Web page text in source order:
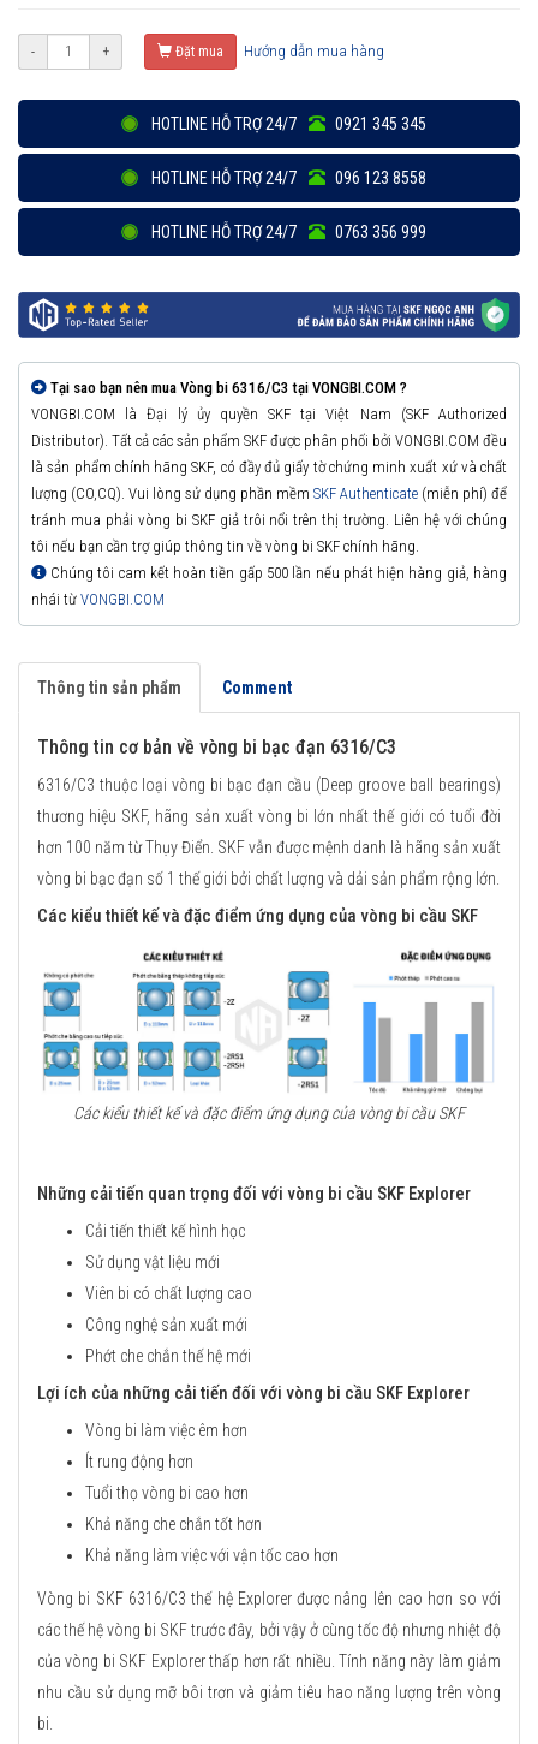
- + Đặt mua Hướng dẫn mua hàng
HOTLINE HỖ TRỢ 24/7 0921 345 345
HOTLINE HỖ TRỢ 24/7 096 123 8558
HOTLINE HỖ TRỢ 24/7 0763 356 999
Tại sao bạn nên mua Vòng bi 6316/C3 tại VONGBI.COM ?
VONGBI.COM là Đại lý ủy quyền SKF tại Việt Nam (SKF Authorized
Distributor). Tất cả các sản phẩm SKF được phân phối bởi VONGBI.COM đều
là sản phẩm chính hãng SKF, có đầy đủ giấy tờ chứng minh xuất xứ và chất
lượng (CO,CQ). Vui lòng sử dụng phần mềm SKF Authenticate (miễn phí) để
tránh mua phải vòng bi SKF giả trôi nổi trên thị trường. Liên hệ với chúng
tôi nếu bạn cần trợ giúp thông tin về vòng bi SKF chính hãng.
Chúng tôi cam kết hoàn tiền gấp 500 lần nếu phát hiện hàng giả, hàng
nhái từ VONGBI.COM
Thông tin sản phẩm Comment
Thông tin cơ bản về vòng bi bạc đạn 6316/C3
6316/C3 thuộc loại vòng bi bạc đạn cầu (Deep groove ball bearings)
thương hiệu SKF, hãng sản xuất vòng bi lớn nhất thế giới có tuổi đời
hơn 100 năm từ Thụy Điển. SKF vẫn được mệnh danh là hãng sản xuất
vòng bi bạc đạn số 1 thế giới bởi chất lượng và dải sản phẩm rộng lớn.
Các kiểu thiết kế và đặc điểm ứng dụng của vòng bi cầu SKF
Các kiểu thiết kế và đặc điểm ứng dụng của vòng bi cầu SKF
Những cải tiến quan trọng đối với vòng bi cầu SKF Explorer
Cải tiến thiết kế hình học
Sử dụng vật liệu mới
Viên bi có chất lượng cao
Công nghệ sản xuất mới
Phớt che chắn thế hệ mới
Lợi ích của những cải tiến đối với vòng bi cầu SKF Explorer
Vòng bi làm việc êm hơn
Ít rung động hơn
Tuổi thọ vòng bi cao hơn
Khả năng che chắn tốt hơn
Khả năng làm việc với vận tốc cao hơn
Vòng bi SKF 6316/C3 thế hệ Explorer được nâng lên cao hơn so với
các thế hệ vòng bi SKF trước đây, bởi vậy ở cùng tốc độ nhưng nhiệt độ
của vòng bi SKF Explorer thấp hơn rất nhiều. Tính năng này làm giảm
nhu cầu sử dụng mỡ bôi trơn và giảm tiêu hao năng lượng trên vòng
bi.